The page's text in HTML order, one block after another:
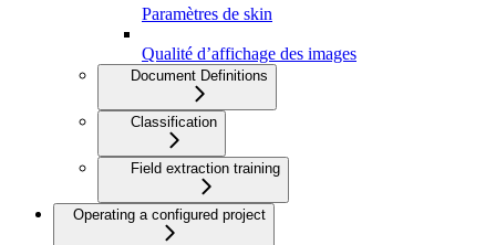
Paramètres de skin
Qualité d’affichage des images
Document Definitions
Classification
Field extraction training
Operating a configured project